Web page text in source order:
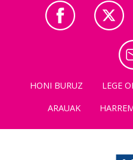
HONI BURUZ LEGE
ARAUAK